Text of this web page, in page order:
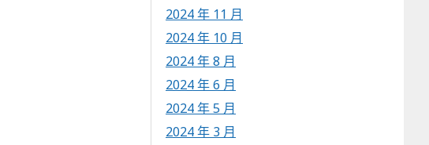
2024 年 11 月
2024 年 10 月
2024 年 8 月
2024 年 6 月
2024 年 5 月
2024 年 3 月